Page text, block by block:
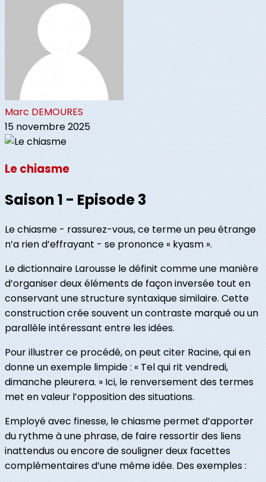
Marc DEMOURES
15 novembre 2025
Le chiasme
Saison 1 - Episode 3
Le chiasme - rassurez-vous, ce terme un peu étrange
n’a rien d’effrayant - se prononce « kyasm ».
Le dictionnaire Larousse le définit comme une manière
d’organiser deux éléments de façon inversée tout en
conservant une structure syntaxique similaire. Cette
construction crée souvent un contraste marqué ou un
parallèle intéressant entre les idées.
Pour illustrer ce procédé, on peut citer Racine, qui en
donne un exemple limpide : « Tel qui rit vendredi,
dimanche pleurera. » Ici, le renversement des termes
met en valeur l’opposition des situations.
Employé avec finesse, le chiasme permet d’apporter
du rythme à une phrase, de faire ressortir des liens
inattendus ou encore de souligner deux facettes
complémentaires d’une même idée. Des exemples :